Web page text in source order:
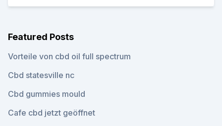
Featured Posts
Vorteile von cbd oil full spectrum
Cbd statesville nc
Cbd gummies mould
Cafe cbd jetzt geöffnet